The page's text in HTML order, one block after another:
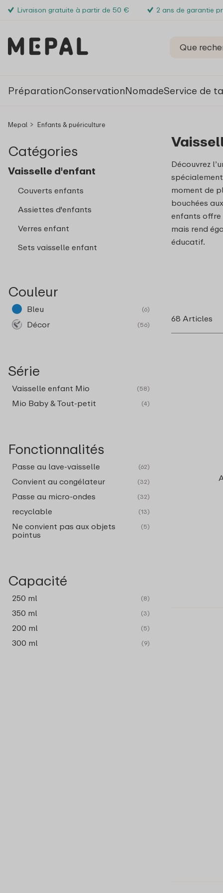
Livraison gratuite à partir de 50 € 2 ans de garantie
PréparationConservationNomadeService de
Mepal Enfants & puériculture
Catégories
Vaisselle d'enfant
Couverts enfants
Assiettes d'enfants
Verres enfant
Sets vaisselle enfant
Couleur
Bleu (6)
Décor (56)
Série
Vaisselle enfant Mio (58)
Mio Baby & Tout-petit (4)
Fonctionnalités
Passe au lave-vaisselle (62)
Convient au congélateur (32)
Passe au micro-ondes (32)
recyclable (13)
Ne convient pas aux objets
pointus
(5)
Capacité
250 ml (8)
350 ml (3)
200 ml (5)
300 ml (9)
Découvrez
moment de
bouchées
enfants offre
mais rend
éducatif.
68 Articles